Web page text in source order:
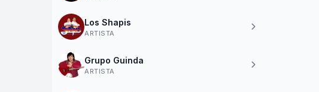
Los Shapis
ARTISTA
Grupo Guinda
ARTISTA